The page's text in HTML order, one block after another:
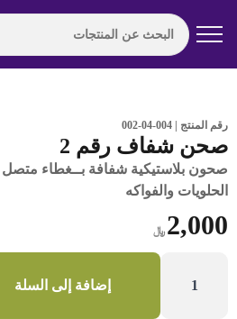
رقم المنتج | 004-04-002
صحن شفاف رقم 2
صحون بلاستيكية شفافة بــغطاء
الحلويات والفواكه
2,000 ﷼
شفاف
إضافة إلى السلة